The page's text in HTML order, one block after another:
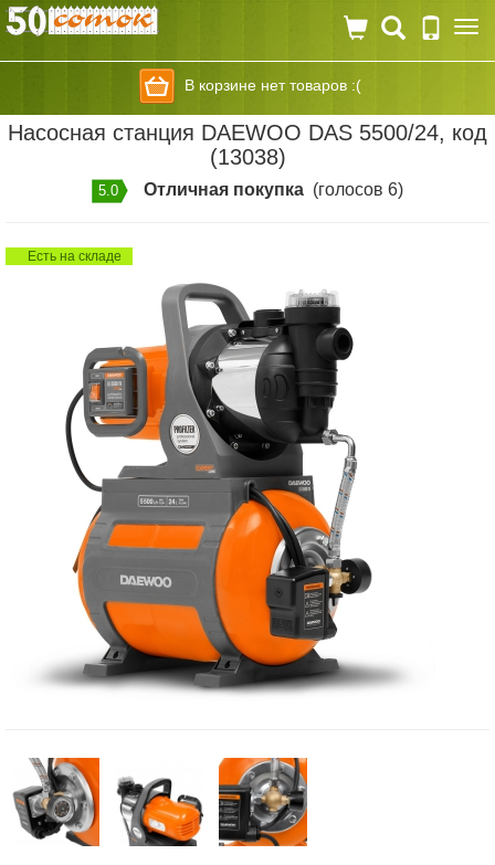
В корзине нет товаров :(
Насосная станция DAEWOO DAS 5500/24, код
(13038)
5.0 Отличная покупка (голосов 6)
Есть на складе